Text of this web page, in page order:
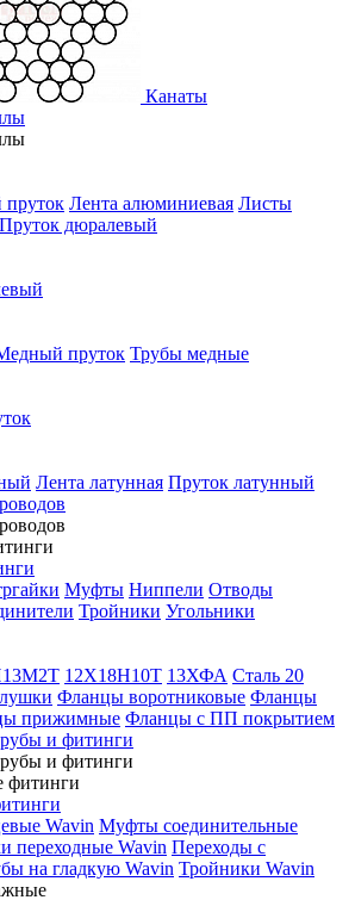
Канаты
Лента алюминиевая Листы
Пруток дюралевый
пруток Трубы медные
Лента латунная Пруток латунный
Муфты Ниппели Отводы
Тройники Угольники
12Х18Н10Т 13ХФА Сталь 20
Фланцы воротниковые Фланцы
прижимные Фланцы с ПП покрытием
и фитинги
и фитинги
Wavin Муфты соединительные
переходные Wavin Переходы с
на гладкую Wavin Тройники Wavin